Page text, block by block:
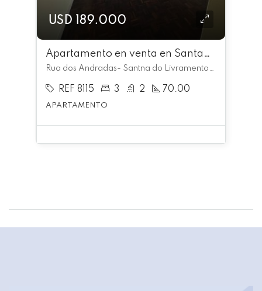
USD 189.000
Apartamento en venta en Santana do Livramento
REF 8115 3 2 70.00
APARTAMENTO